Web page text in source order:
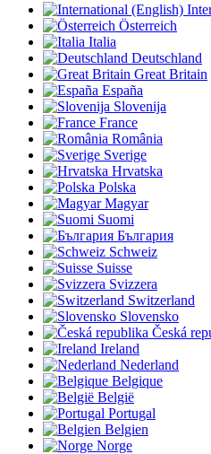
Österreich
Italia
Deutschland
Great Britain
España
Slovenija
France
România
Sverige
Hrvatska
Polska
Magyar
Suomi
България
Schweiz
Suisse
Svizzera
Switzerland
Slovensko
Česká
Ireland
Nederland
Belgique
België
Portugal
Belgien
Norge